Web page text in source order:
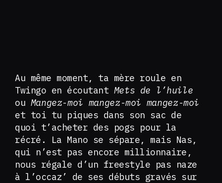
Au même moment, ta mère roule en
Twingo en écoutant Mets de l’huile
ou Mangez-moi mangez-moi mangez-moi
et toi tu piques dans son sac de
quoi t’acheter des pogs pour la
récré. La Mano se sépare, mais Nas,
qui n’est pas encore millionnaire,
nous régale d’un freestyle pas naze
à l’occaz’ de ses débuts gravés sur